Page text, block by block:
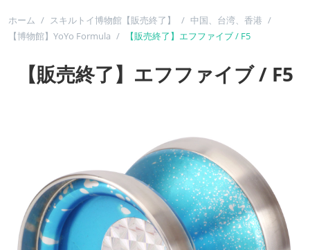
ホーム / スキルトイ博物館【販売終了】 / 中国、台湾、香港 /
【博物館】YoYo Formula / 【販売終了】エフファイブ / F5
【販売終了】エフファイブ / F5